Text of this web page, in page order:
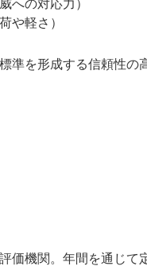
への対応力）
や軽さ）
準を形成する信頼性の
価機関。年間を通じ